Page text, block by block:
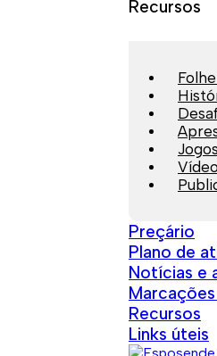
Recursos
Jogos
Preçário
Plano de
Notícias e
Recursos
Links úteis